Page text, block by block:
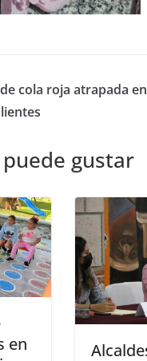
cola roja atrapada
gustar
en